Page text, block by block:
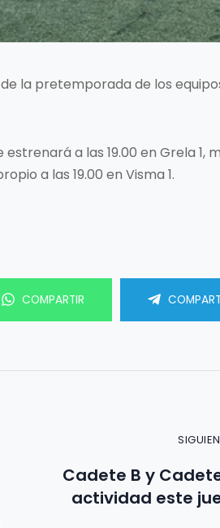
la pretemporada de los
a las 19.00 en Grela 1,
a las 19.00 en Visma 1.
COMPARTIR
Cadete B y
actividad este